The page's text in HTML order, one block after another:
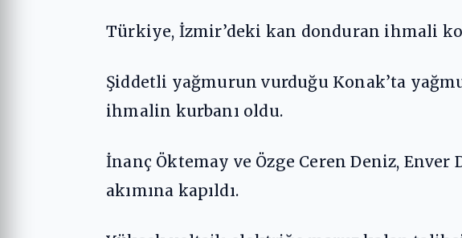
Türkiye, İzmir’deki kan donduran ihmali
Şiddetli yağmurun vurduğu Konak’ta
ihmalin kurbanı oldu.
İnanç Öktemay ve Özge Ceren Deniz,
akımına kapıldı.